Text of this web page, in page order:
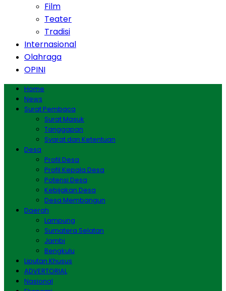
Film
Teater
Tradisi
Internasional
Olahraga
OPINI
Home
News
Surat Pembaca
Surat Masuk
Tanggapan
Syarat dan Ketentuan
Desa
Profil Desa
Profil Kepala Desa
Potensi Desa
Kebijakan Desa
Desa Membangun
Daerah
Lampung
Sumatera Selatan
Jambi
Bengkulu
Liputan Khusus
ADVERTORIAL
Nasional